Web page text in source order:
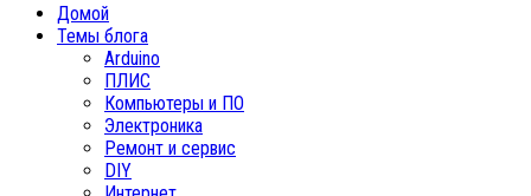
Домой
Темы блога
Arduino
ПЛИС
Компьютеры и ПО
Электроника
Ремонт и сервис
DIY